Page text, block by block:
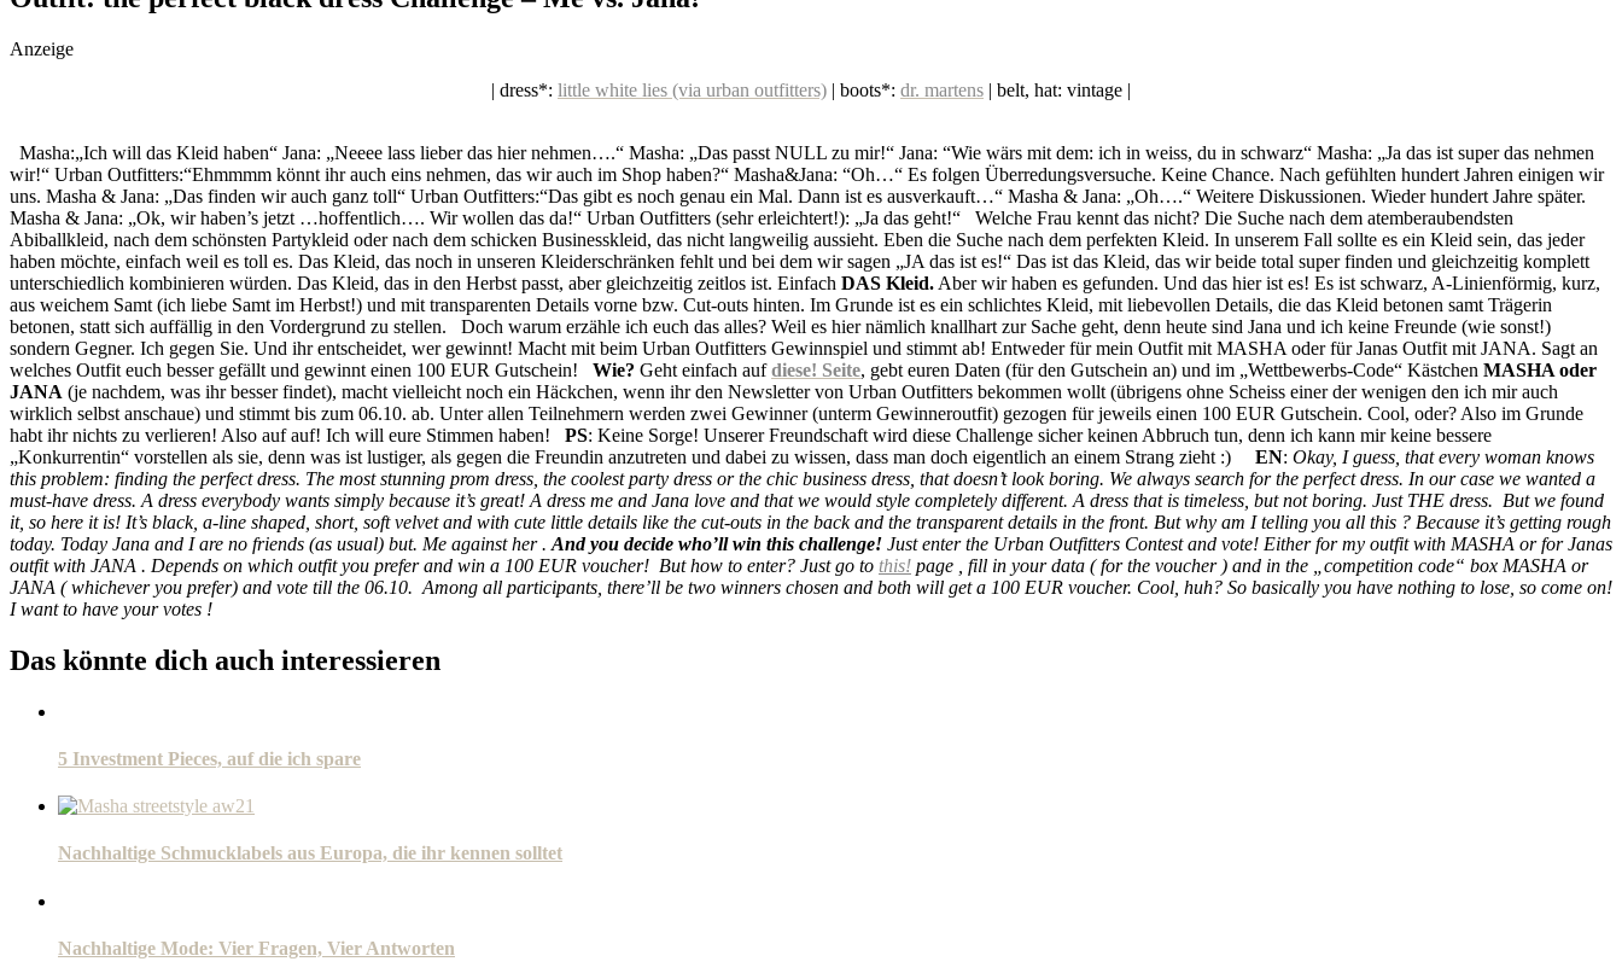
Anzeige
| dress*: little white lies (via urban outfitters) | boots*: dr. martens | belt, hat: vintage |
Masha:„Ich will das Kleid haben“ Jana: „Neeee lass lieber das hier nehmen….“ Masha: „Das passt NULL zu mir!“ Jana: “Wie wärs mit dem: ich in weiss, du in schwarz“ Masha: „Ja das ist super das nehmen
wir!“ Urban Outfitters:“Ehmmmm könnt ihr auch eins nehmen, das wir auch im Shop haben?“ Masha&Jana: “Oh…“ Es folgen Überredungsversuche. Keine Chance. Nach gefühlten hundert Jahren einigen wir
uns. Masha & Jana: „Das finden wir auch ganz toll“ Urban Outfitters:“Das gibt es noch genau ein Mal. Dann ist es ausverkauft…“ Masha & Jana: „Oh….“ Weitere Diskussionen. Wieder hundert Jahre später.
Masha & Jana: „Ok, wir haben’s jetzt …hoffentlich…. Wir wollen das da!“ Urban Outfitters (sehr erleichtert!): „Ja das geht!“ Welche Frau kennt das nicht? Die Suche nach dem atemberaubendsten
Abiballkleid, nach dem schönsten Partykleid oder nach dem schicken Businesskleid, das nicht langweilig aussieht. Eben die Suche nach dem perfekten Kleid. In unserem Fall sollte es ein Kleid sein, das jeder
haben möchte, einfach weil es toll es. Das Kleid, das noch in unseren Kleiderschränken fehlt und bei dem wir sagen „JA das ist es!“ Das ist das Kleid, das wir beide total super finden und gleichzeitig komplett
unterschiedlich kombinieren würden. Das Kleid, das in den Herbst passt, aber gleichzeitig zeitlos ist. Einfach DAS Kleid. Aber wir haben es gefunden. Und das hier ist es! Es ist schwarz, A-Linienförmig, kurz,
aus weichem Samt (ich liebe Samt im Herbst!) und mit transparenten Details vorne bzw. Cut-outs hinten. Im Grunde ist es ein schlichtes Kleid, mit liebevollen Details, die das Kleid betonen samt Trägerin
betonen, statt sich auffällig in den Vordergrund zu stellen. Doch warum erzähle ich euch das alles? Weil es hier nämlich knallhart zur Sache geht, denn heute sind Jana und ich keine Freunde (wie sonst!)
sondern Gegner. Ich gegen Sie. Und ihr entscheidet, wer gewinnt! Macht mit beim Urban Outfitters Gewinnspiel und stimmt ab! Entweder für mein Outfit mit MASHA oder für Janas Outfit mit JANA. Sagt an
welches Outfit euch besser gefällt und gewinnt einen 100 EUR Gutschein! Wie? Geht einfach aufdiese! Seite, gebt euren Daten (für den Gutschein an) und im „Wettbewerbs-Code“ Kästchen MASHA oder
JANA (je nachdem, was ihr besser findet), macht vielleicht noch ein Häckchen, wenn ihr den Newsletter von Urban Outfitters bekommen wollt (übrigens ohne Scheiss einer der wenigen den ich mir auch
wirklich selbst anschaue) und stimmt bis zum 06.10. ab. Unter allen Teilnehmern werden zwei Gewinner (unterm Gewinneroutfit) gezogen für jeweils einen 100 EUR Gutschein. Cool, oder? Also im Grunde
habt ihr nichts zu verlieren! Also auf auf! Ich will eure Stimmen haben! PS: Keine Sorge! Unserer Freundschaft wird diese Challenge sicher keinen Abbruch tun, denn ich kann mir keine bessere
„Konkurrentin“ vorstellen als sie, denn was ist lustiger, als gegen die Freundin anzutreten und dabei zu wissen, dass man doch eigentlich an einem Strang zieht :) EN: Okay, I guess, that every woman knows
this problem: finding the perfect dress. The most stunning prom dress, the coolest party dress or the chic business dress, that doesn’t look boring. We always search for the perfect dress. In our case we wanted a
must-have dress. A dress everybody wants simply because it’s great! A dress me and Jana love and that we would style completely different. A dress that is timeless, but not boring. Just THE dress. But we found
it, so here it is! It’s black, a-line shaped, short, soft velvet and with cute little details like the cut-outs in the back and the transparent details in the front. But why am I telling you all this ? Because it’s getting rough
today. Today Jana and I are no friends (as usual) but. Me against her . And you decide who’ll win this challenge! Just enter the Urban Outfitters Contest and vote! Either for my outfit with MASHA or for Janas
outfit with JANA . Depends on which outfit you prefer and win a 100 EUR voucher! But how to enter? Just go to this! page , fill in your data ( for the voucher ) and in the „competition code“ box MASHA or
JANA ( whichever you prefer) and vote till the 06.10. Among all participants, there’ll be two winners chosen and both will get a 100 EUR voucher. Cool, huh? So basically you have nothing to lose, so come on!
I want to have your votes !
Das könnte dich auch interessieren
5 Investment Pieces, auf die ich spare
Nachhaltige Schmucklabels aus Europa, die ihr kennen solltet
Nachhaltige Mode: Vier Fragen, Vier Antworten